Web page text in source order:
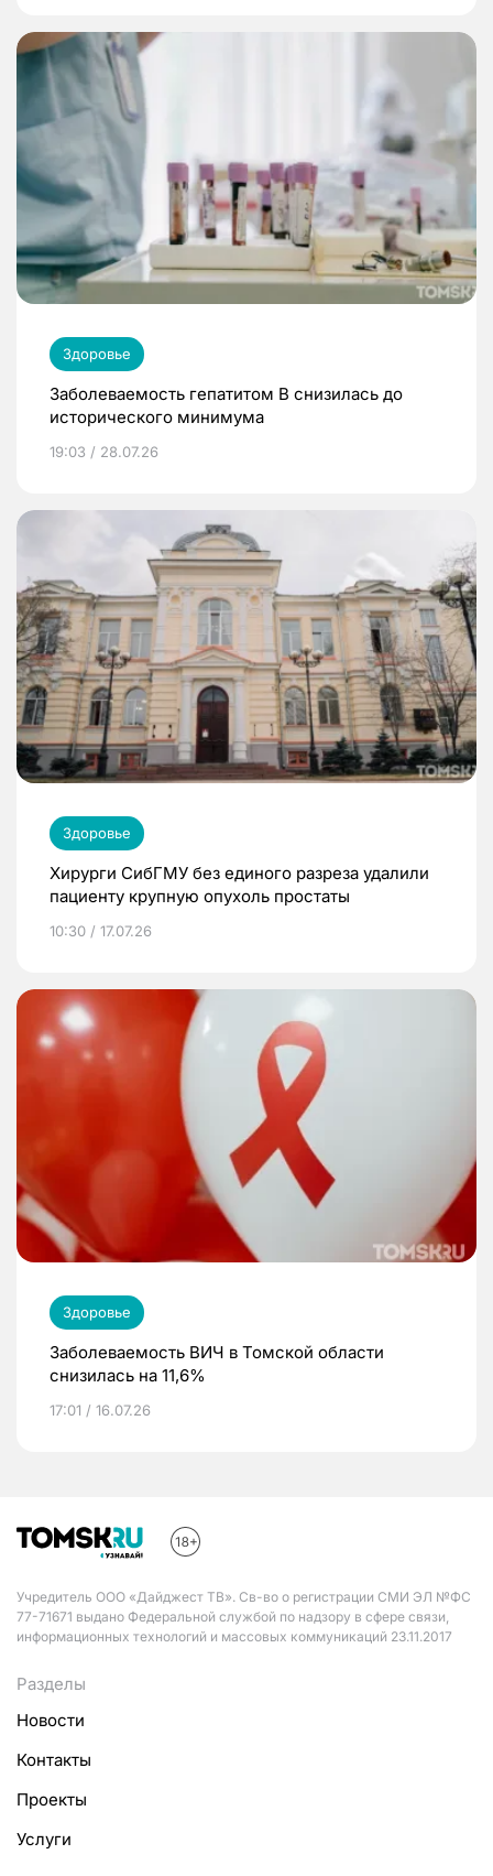
Здоровье
Заболеваемость гепатитом В снизилась до
исторического минимума
19:03 / 28.07.26
Здоровье
Хирурги СибГМУ без единого разреза удалили
пациенту крупную опухоль простаты
10:30 / 17.07.26
Здоровье
Заболеваемость ВИЧ в Томской области
снизилась на 11,6%
17:01 / 16.07.26
Учредитель ООО «Дайджест ТВ». Св-во о регистрации СМИ ЭЛ №ФС
77-71671 выдано Федеральной службой по надзору в сфере связи,
информационных технологий и массовых коммуникаций 23.11.2017
Разделы
Новости
Контакты
Проекты
Услуги